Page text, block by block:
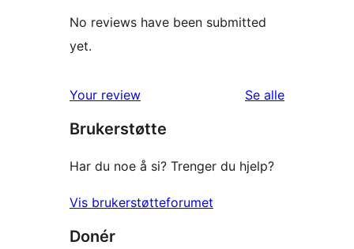
No reviews have been submitted
yet.
Your review Se alleomtalene
Brukerstøtte
Har du noe å si? Trenger du hjelp?
Vis brukerstøtteforumet
Donér